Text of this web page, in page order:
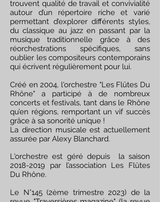
trouvent qualité de travail et convivialité
autour d’un répertoire riche et varié
permettant d’explorer différents styles,
du classique au jazz en passant par la
musique traditionnelle grâce à des
réorchestrations spécifiques, sans
oublier les compositeurs contemporains
qui écrivent régulièrement pour lui.
Créé en 2004, l'orchestre "Les Flûtes Du
Rhône" a participé à de nombreux
concerts et festivals, tant dans le Rhône
qu’en régions, remportant un vif succès
grâce à sa sonorité unique !
La direction musicale est actuellement
assurée par Alexy Blanchard.
L'orchestre est géré depuis la saison
2018-2019 par l’association Les Flûtes
Du Rhône.
Le N°145 (2ème trimestre 2023) de la